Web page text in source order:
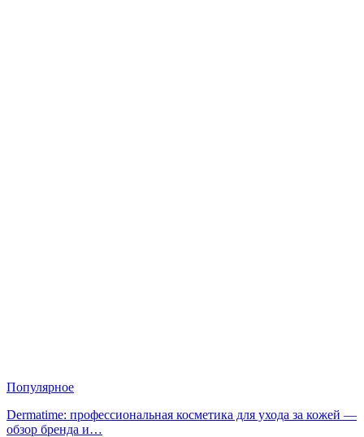
Популярное
Dermatime: профессиональная косметика для ухода за кожей —
обзор бренда и…